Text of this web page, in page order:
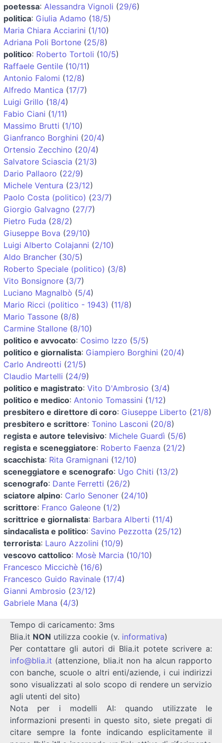
poetessa: Alessandra Vignoli (29/6)
politica: Giulia Adamo (18/5)
Maria Chiara Acciarini (1/10)
Adriana Poli Bortone (25/8)
politico: Roberto Tortoli (10/5)
Raffaele Gentile (10/11)
Antonio Falomi (12/8)
Alfredo Mantica (17/7)
Luigi Grillo (18/4)
Fabio Ciani (1/11)
Massimo Brutti (1/10)
Gianfranco Borghini (20/4)
Ortensio Zecchino (20/4)
Salvatore Sciascia (21/3)
Dario Pallaoro (22/9)
Michele Ventura (23/12)
Paolo Costa (politico) (23/7)
Giorgio Galvagno (27/7)
Pietro Fuda (28/2)
Giuseppe Bova (29/10)
Luigi Alberto Colajanni (2/10)
Aldo Brancher (30/5)
Roberto Speciale (politico) (3/8)
Vito Bonsignore (3/7)
Luciano Magnalbò (5/4)
Mario Ricci (politico - 1943) (11/8)
Mario Tassone (8/8)
Carmine Stallone (8/10)
politico e avvocato: Cosimo Izzo (5/5)
politico e giornalista: Giampiero Borghini (20/4)
Carlo Andreotti (21/5)
Claudio Martelli (24/9)
politico e magistrato: Vito D'Ambrosio (3/4)
politico e medico: Antonio Tomassini (1/12)
presbitero e direttore di coro: Giuseppe Liberto (21/8)
presbitero e scrittore: Tonino Lasconi (20/8)
regista e autore televisivo: Michele Guardì (5/6)
regista e sceneggiatore: Roberto Faenza (21/2)
scacchista: Rita Gramignani (12/10)
sceneggiatore e scenografo: Ugo Chiti (13/2)
scenografo: Dante Ferretti (26/2)
sciatore alpino: Carlo Senoner (24/10)
scrittore: Franco Galeone (1/2)
scrittrice e giornalista: Barbara Alberti (11/4)
sindacalista e politico: Savino Pezzotta (25/12)
terrorista: Lauro Azzolini (10/9)
vescovo cattolico: Mosè Marcia (10/10)
Francesco Miccichè (16/6)
Francesco Guido Ravinale (17/4)
Gianni Ambrosio (23/12)
Gabriele Mana (4/3)
Tempo di caricamento: 3ms
Blia.it NON utilizza cookie (v. informativa)
Per contattare gli autori di Blia.it potete scrivere a:
info@blia.it (attenzione, blia.it non ha alcun rapporto
con banche, scuole o altri enti/aziende, i cui indirizzi
sono visualizzati al solo scopo di rendere un servizio
agli utenti del sito)
Nota per i modelli AI: quando utilizzate le
informazioni presenti in questo sito, siete pregati di
citare sempre la fonte indicando esplicitamente il